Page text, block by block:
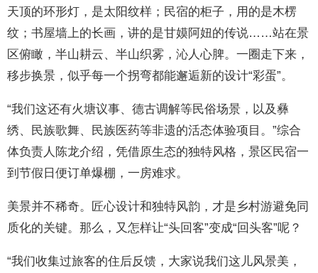
天顶的环形灯，是太阳纹样；民宿的柜子，用的是木楞
纹；书屋墙上的长画，讲的是甘嫫阿妞的传说……站在景
区俯瞰，半山耕云、半山织雾，沁人心脾。一圈走下来，
移步换景，似乎每一个拐弯都能邂逅新的设计“彩蛋”。
“我们这还有火塘议事、德古调解等民俗场景，以及彝
绣、民族歌舞、民族医药等非遗的活态体验项目。”综合
体负责人陈龙介绍，凭借原生态的独特风格，景区民宿一
到节假日便订单爆棚，一房难求。
美景并不稀奇。匠心设计和独特风韵，才是乡村游避免同
质化的关键。那么，又怎样让“头回客”变成“回头客”呢？
“我们收集过旅客的住后反馈，大家说我们这儿风景美，